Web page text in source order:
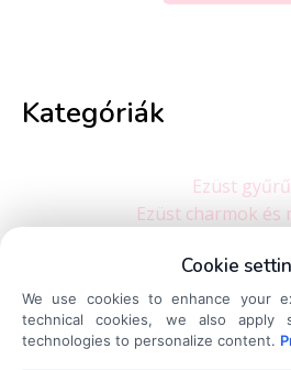
Kategóriák
Ezüst
Ezüst charmok és
Ezüst
Ezüst
Dokumentumok
Cookie
We use cookies to enhance your
technical cookies, we also apply
technologies to personalize content.